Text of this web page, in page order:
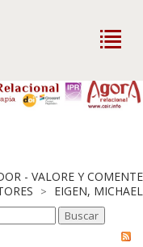
- VALORE Y COMENTE
> EIGEN, MICHAEL